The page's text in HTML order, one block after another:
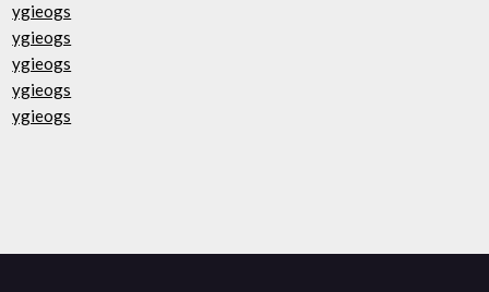
ygieogs
ygieogs
ygieogs
ygieogs
ygieogs